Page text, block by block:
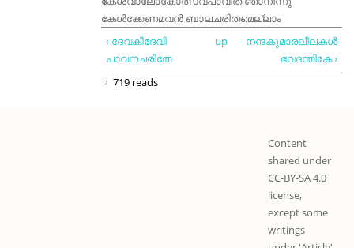
കേൾക്കേണമവൻ ബാലചരിതമെല്ലാം
‹ ദേവകീദേവി
പാവനചരിതേ
up
നന്ദകുമാരലീലകൾ
ഭവദന്തികേ ›
719 reads
Content
shared under
CC-BY-SA 4.0
license,
except some
writings